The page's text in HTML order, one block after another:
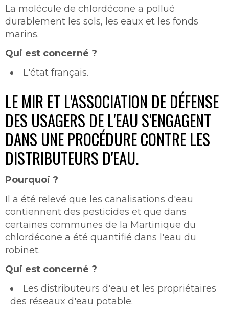
La molécule de chlordécone a pollué
durablement les sols, les eaux et les fonds
marins.
Qui est concerné ?
L'état français.
LE MIR ET L'ASSOCIATION DE DÉFENSE
DES USAGERS DE L'EAU S'ENGAGENT
DANS UNE PROCÉDURE CONTRE LES
DISTRIBUTEURS D'EAU.
Pourquoi ?
Il a été relevé que les canalisations d'eau
contiennent des pesticides et que dans
certaines communes de la Martinique du
chlordécone a été quantifié dans l'eau du
robinet.
Qui est concerné ?
Les distributeurs d'eau et les propriétaires
des réseaux d'eau potable.